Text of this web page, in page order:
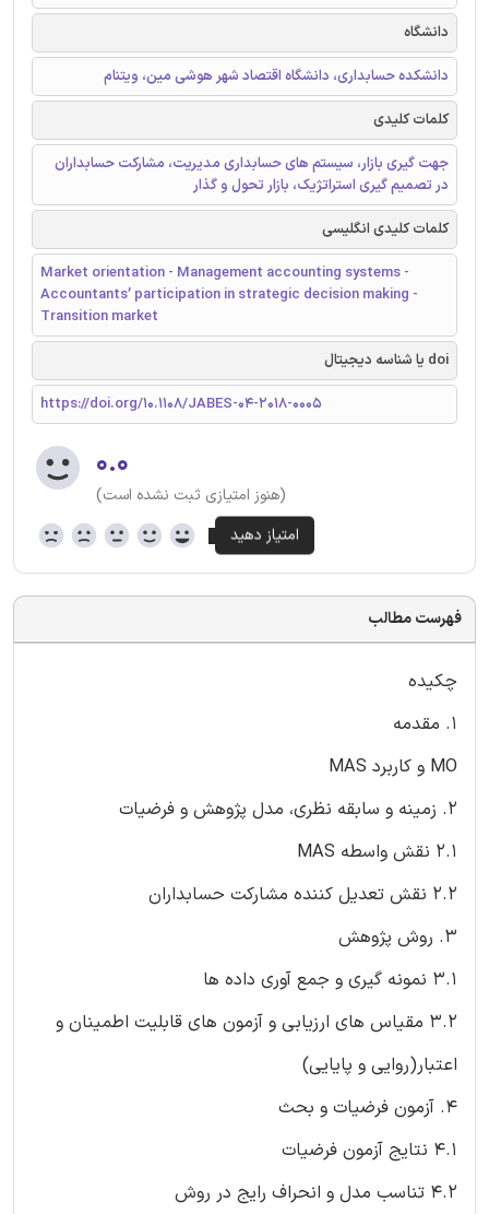
دانشگاه
دانشکده حسابداری، دانشگاه اقتصاد شهر هوشی مین، ویتنام
کلمات کلیدی
جهت گیری بازار، سیستم های حسابداری مدیریت، مشارکت حسابداران
در تصمیم گیری استراتژیک، بازار تحول و گذار
کلمات کلیدی انگلیسی
Market orientation - Management accounting systems -
Accountants’ participation in strategic decision making -
Transition market
doi یا شناسه دیجیتال
https://doi.org/10.1108/JABES-04-2018-0005
۰.۰
(هنوز امتیازی ثبت نشده است)
فهرست مطالب
چکیده
1. مقدمه
MO و کاربرد MAS
2. زمینه و سابقه نظری، مدل پژوهش و فرضیات
2.1 نقش واسطه MAS
2.2 نقش تعدیل کننده مشارکت حسابداران
3. روش پژوهش
3.1 نمونه گیری و جمع آوری داده ها
3.2 مقیاس های ارزیابی و آزمون های قابلیت اطمینان و
اعتبار(روایی و پایایی)
4. آزمون فرضیات و بحث
4.1 نتایج آزمون فرضیات
4.2 تناسب مدل و انحراف رایج در روش